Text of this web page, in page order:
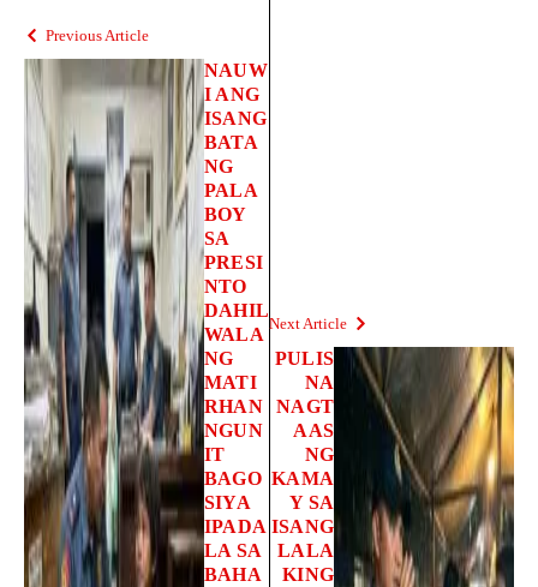
Previous Article
NAUW
I ANG
ISANG
BATA
NG
PALA
BOY
SA
PRESI
NTO
DAHIL
WALA
NG
MATI
RHAN
NGUN
IT
BAGO
SIYA
IPADA
LA SA
BAHA
Next Article
PULIS
NA
NAGT
AAS
NG
KAMA
Y SA
ISANG
LALA
KING